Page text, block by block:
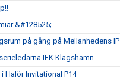
&#128525;
på gång på Mellanhedens IP
IFK Klagshamn
Halör Invitational P14